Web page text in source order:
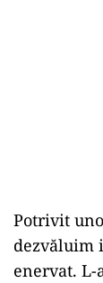
Potrivit
dezvăluim
enervat. L-